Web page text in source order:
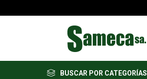
BUSCAR POR CATEGORÍAS